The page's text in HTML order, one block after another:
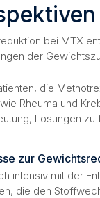
bei MTX
der
die
Rheuma und
Lösungen
zur
intensiv mit der
die den